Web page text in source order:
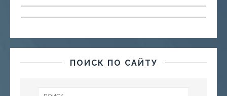
ПОИСК ПО САЙТУ